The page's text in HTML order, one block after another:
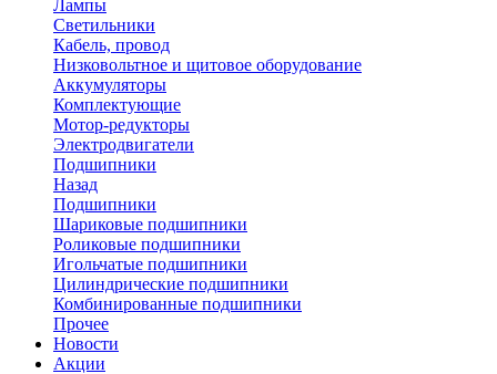
Лампы
Светильники
Кабель, провод
Низковольтное и щитовое оборудование
Аккумуляторы
Комплектующие
Мотор-редукторы
Электродвигатели
Подшипники
Назад
Подшипники
Шариковые подшипники
Роликовые подшипники
Игольчатые подшипники
Цилиндрические подшипники
Комбинированные подшипники
Прочее
Новости
Акции